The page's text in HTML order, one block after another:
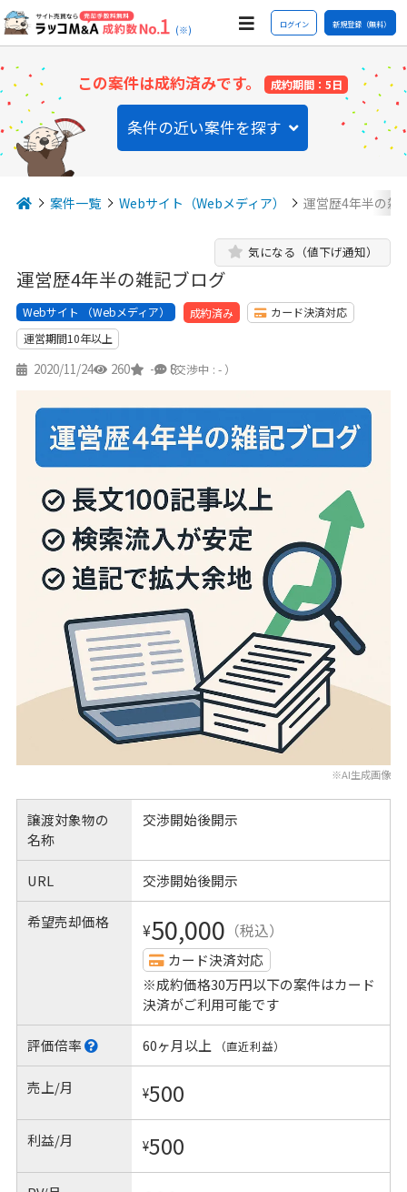
(※) ログイン 新規登録（無料）
この案件は成約済みです。 成約期間：5日
条件の近い案件を探す
案件一覧 Webサイト（Webメディア） 運営歴4年半の雑
運営歴4年半の雑記ブログ
気になる（値下げ通知）
Webサイト （Webメディア） 成約済み
カード決済対応
運営期間10年以上
2020/11/24 260 - 8
（交渉中 : - ）
※AI生成画像
譲渡対象物の
名称
交渉開始後開示
URL 交渉開始後開示
希望売却価格 ¥50,000 （税込）
カード決済対応
※成約価格30万円以下の案件はカード
決済がご利用可能です
評価倍率 60ヶ月以上 （直近利益）
売上/月 ¥500
利益/月 ¥500